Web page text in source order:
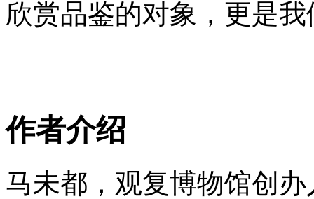
欣赏品鉴的对象，更是
作者介绍
马未都，观复博物馆创